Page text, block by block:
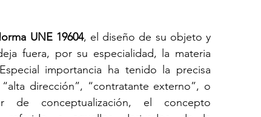
UNE 19604, el diseño de su objeto y
fuera, por su especialidad, la materia
importancia ha tenido la precisa
dirección”, “contratante externo”, o
de conceptualización, el concepto